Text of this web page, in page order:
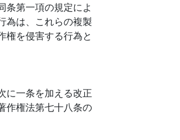
条第一項の規定によ
為は、これらの複製
権を侵害する行為と
に一条を加える改正
作権法第七十八条の